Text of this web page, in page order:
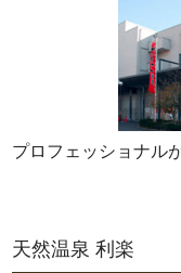
プロフェッショナル
天然温泉 利楽